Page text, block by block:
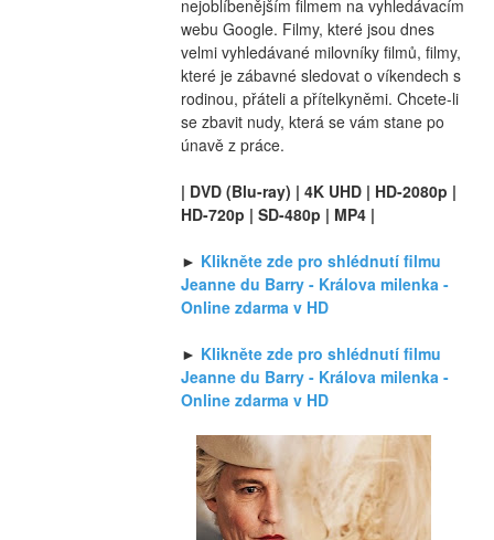
nejoblíbenějším filmem na vyhledávacím
webu Google. Filmy, které jsou dnes
velmi vyhledávané milovníky filmů, filmy,
které je zábavné sledovat o víkendech s
rodinou, přáteli a přítelkyněmi. Chcete-li
se zbavit nudy, která se vám stane po
únavě z práce.
| DVD (Blu-ray) | 4K UHD | HD-2080p |
HD-720p | SD-480p | MP4 |
► Klikněte zde pro shlédnutí filmu
Jeanne du Barry - Králova milenka -
Online zdarma v HD
► Klikněte zde pro shlédnutí filmu
Jeanne du Barry - Králova milenka -
Online zdarma v HD